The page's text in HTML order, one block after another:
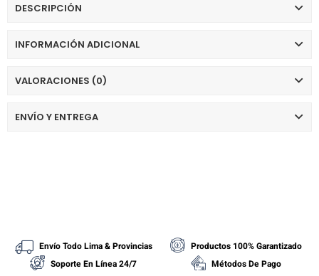
DESCRIPCIÓN
INFORMACIÓN ADICIONAL
VALORACIONES (0)
ENVÍO Y ENTREGA
Envío Todo Lima & Provincias
Productos 100% Garantizado
Soporte En Línea 24/7
Métodos De Pago